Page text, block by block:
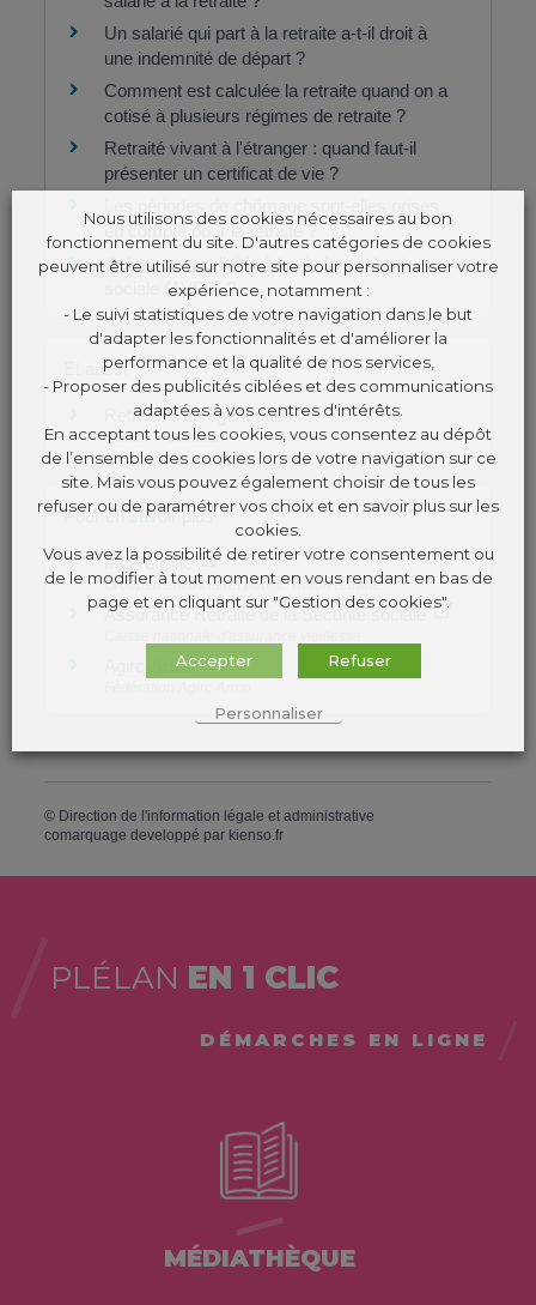
Un salarié qui part à la retraite a-t-il droit à
une indemnité de départ ?
Comment est calculée la retraite quand on a
cotisé à plusieurs régimes de retraite ?
Retraité vivant à l'étranger : quand faut-il
présenter un certificat de vie ?
en compte pour la retraite ?
Qu'est-ce que l'aide à la vie familiale et
sociale (AVFS) ?
Et aussi
Retraite d'un agent public
Travail - Formation
Pour en savoir plus
Info-retraite
Groupement d'intérêt public "Union retraite"
Assurance Retraite de la Sécurité sociale
Agirc-Arrco
© Direction de l'information légale et administrative
comarquage developpé par kienso.fr
PLÉLAN EN 1 CLIC
DÉMARCHES EN LIGNE
MÉDIATHÈQUE
Nous utilisons des cookies nécessaires au bon
fonctionnement du site. D'autres catégories de cookies
peuvent être utilisé sur notre site pour personnaliser votre
expérience, notamment :
- Le suivi statistiques de votre navigation dans le but
d'adapter les fonctionnalités et d'améliorer la
performance et la qualité de nos services,
- Proposer des publicités ciblées et des communications
adaptées à vos centres d'intérêts.
En acceptant tous les cookies, vous consentez au dépôt
de l’ensemble des cookies lors de votre navigation sur ce
site. Mais vous pouvez également choisir de tous les
refuser ou de paramétrer vos choix et en savoir plus sur les
cookies.
Vous avez la possibilité de retirer votre consentement ou
de le modifier à tout moment en vous rendant en bas de
page et en cliquant sur "Gestion des cookies".
Accepter Refuser
Personnaliser